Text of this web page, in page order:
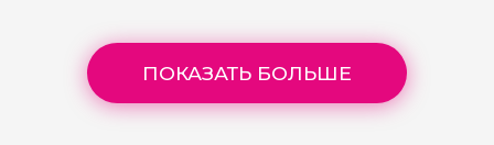
ПОКАЗАТЬ БОЛЬШЕ